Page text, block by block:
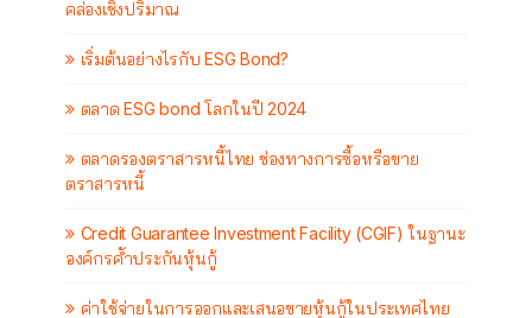
คล่องเชิงปริมาณ
เริ่มต้นอย่างไรกับ ESG Bond?
ตลาด ESG bond โลกในปี 2024
ตลาดรองตราสารหนี้ไทย ช่องทางการซื้อหรือขาย
ตราสารหนี้
Credit Guarantee Investment Facility (CGIF) ในฐานะ
องค์กรค้ำประกันหุ้นกู้
ค่าใช้จ่ายในการออกและเสนอขายหุ้นกู้ในประเทศไทย